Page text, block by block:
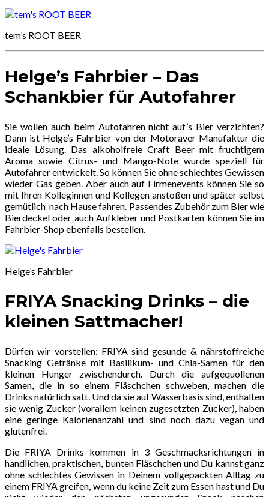
tem’s ROOT BEER
Helge’s Fahrbier – Das
Schankbier für Autofahrer
Sie wollen auch beim Autofahren nicht auf’s Bier verzichten?
Dann ist Helge’s Fahrbier von der Motoraver Manufaktur die
ideale Lösung. Das alkoholfreie Craft Beer mit fruchtigem
Aroma sowie Citrus- und Mango-Note wurde speziell für
Autofahrer entwickelt. So können Sie ohne schlechtes Gewissen
wieder Gas geben. Aber auch auf Firmenevents können Sie so
mit Ihren Kolleginnen und Kollegen anstoßen und später selbst
gemütlich nach Hause fahren. Passendes Zubehör zum Bier wie
Bierdeckel oder auch Aufkleber und Postkarten können Sie im
Fahrbier-Shop ebenfalls bestellen.
Helge’s Fahrbier
FRIYA Snacking Drinks – die
kleinen Sattmacher!
Dürfen wir vorstellen: FRIYA sind gesunde & nährstoffreiche
Snacking Getränke mit Basilikum- und Chia-Samen für den
kleinen Hunger zwischendurch. Durch die aufgequollenen
Samen, die in so einem Fläschchen schweben, machen die
Drinks natürlich satt. Und da sie auf Wasserbasis sind, enthalten
sie wenig Zucker (vorallem keinen zugesetzten Zucker), haben
eine geringe Kalorienanzahl und sind noch dazu vegan und
glutenfrei.
Die FRIYA Drinks kommen in 3 Geschmacksrichtungen in
handlichen, praktischen, bunten Fläschchen und Du kannst ganz
ohne schlechtes Gewissen in Deinem vollgepackten Alltag zu
einem FRIYA greifen, wenn du keine Zeit zum Essen hast und Du